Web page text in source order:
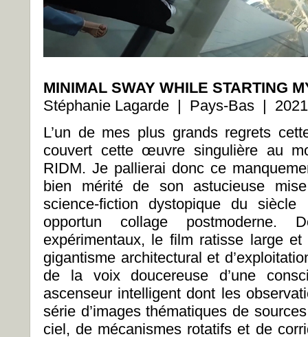
MINIMAL SWAY WHILE STARTING
Stéphanie Lagarde | Pays-Bas | 2021
L’un de mes plus grands regrets
couvert cette œuvre singulière au
RIDM. Je pallierai donc ce
bien mérité de son astucieuse
science-fiction dystopique du
opportun collage postmoderne.
expérimentaux, le film ratisse large
gigantisme architectural et
de la voix doucereuse d’une
ascenseur intelligent dont les
série d’images thématiques de
ciel, de mécanismes rotatifs et de